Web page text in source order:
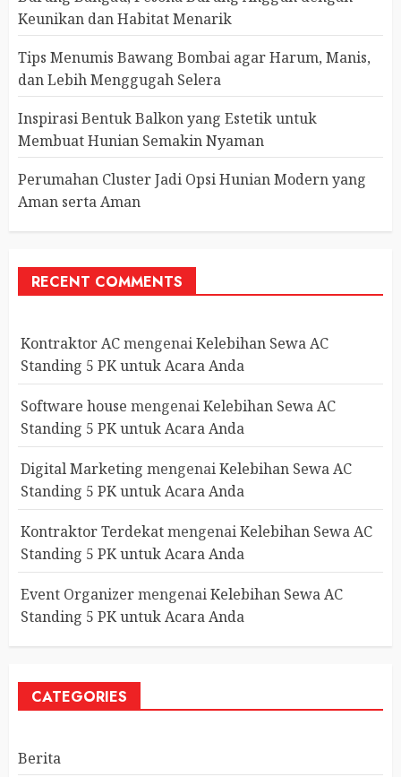
Keunikan dan Habitat Menarik
Tips Menumis Bawang Bombai agar Harum, Manis,
dan Lebih Menggugah Selera
Inspirasi Bentuk Balkon yang Estetik untuk
Membuat Hunian Semakin Nyaman
Perumahan Cluster Jadi Opsi Hunian Modern yang
Aman serta Aman
RECENT COMMENTS
Kontraktor ACmengenaiKelebihan Sewa AC
Standing 5 PK untuk Acara Anda
Software house mengenaiKelebihan Sewa AC
Standing 5 PK untuk Acara Anda
Digital Marketing mengenaiKelebihan Sewa AC
Standing 5 PK untuk Acara Anda
Kontraktor TerdekatmengenaiKelebihan Sewa AC
Standing 5 PK untuk Acara Anda
Event OrganizermengenaiKelebihan Sewa AC
Standing 5 PK untuk Acara Anda
CATEGORIES
Berita